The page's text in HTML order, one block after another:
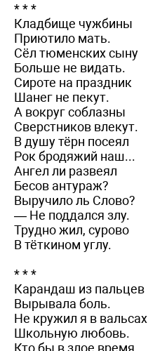
* * *
Кладбище чужбины
Приютило мать.
Сёл тюменских сыну
Больше не видать.
Сироте на праздник
Шанег не пекут.
А вокруг соблазны
Сверстников влекут.
В душу тёрн посеял
Рок бродяжий наш...
Ангел ли развеял
Бесов антураж?
Выручило ль Слово?
— Не поддался злу.
Трудно жил, сурово
В тёткином углу.
* * *
Карандаш из пальцев
Вырывала боль.
Не кружил я в вальсах
Школьную любовь.
Кто бы в злое время